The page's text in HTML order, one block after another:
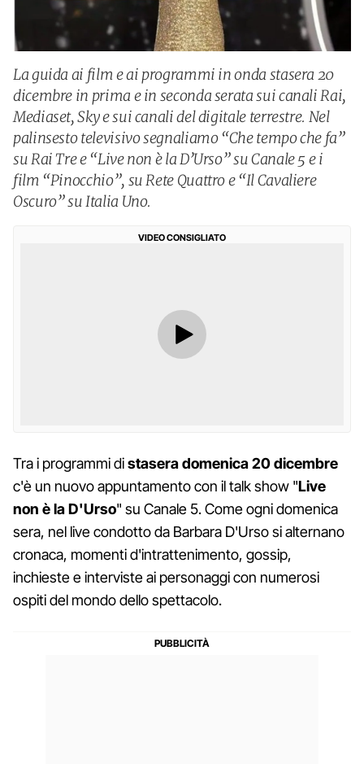
La guida ai film e ai programmi in onda stasera 20
dicembre in prima e in seconda serata sui canali Rai,
Mediaset, Sky e sui canali del digitale terrestre. Nel
palinsesto televisivo segnaliamo “Che tempo che fa”
su Rai Tre e “Live non è la D’Urso” su Canale 5 e i
film “Pinocchio”, su Rete Quattro e “Il Cavaliere
Oscuro” su Italia Uno.
VIDEO CONSIGLIATO
Tra i programmi distasera domenica 20 dicembre
c'è un nuovo appuntamento con il talk show "Live
non è la D'Urso" su Canale 5. Come ogni domenica
sera, nel live condotto da Barbara D'Urso si alternano
cronaca, momenti d'intrattenimento, gossip,
inchieste e interviste ai personaggi con numerosi
ospiti del mondo dello spettacolo.